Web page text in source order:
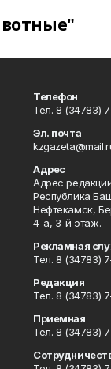
Телефон
Тел. 8 (34783)
Эл. почта
Адрес
Адрес
Республика
Нефтекамск,
4-а, 3-й этаж.
Рекламная
Тел. 8 (34783)
Редакция
Тел. 8 (34783)
Приемная
Тел. 8 (34783)